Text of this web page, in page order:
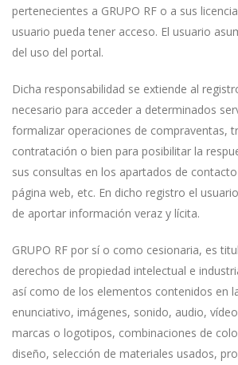
pertenecientes a GRUPO RF o a sus
usuario pueda tener acceso. El usuario
del uso del portal.
Dicha responsabilidad se extiende al
necesario para acceder a determinados
formalizar operaciones de compraventas,
contratación o bien para posibilitar la
sus consultas en los apartados de
página web, etc. En dicho registro el
de aportar información veraz y lícita.
GRUPO RF por sí o como cesionaria, es
derechos de propiedad intelectual e
así como de los elementos contenidos en
enunciativo, imágenes, sonido, audio,
marcas o logotipos, combinaciones de
diseño, selección de materiales usados,